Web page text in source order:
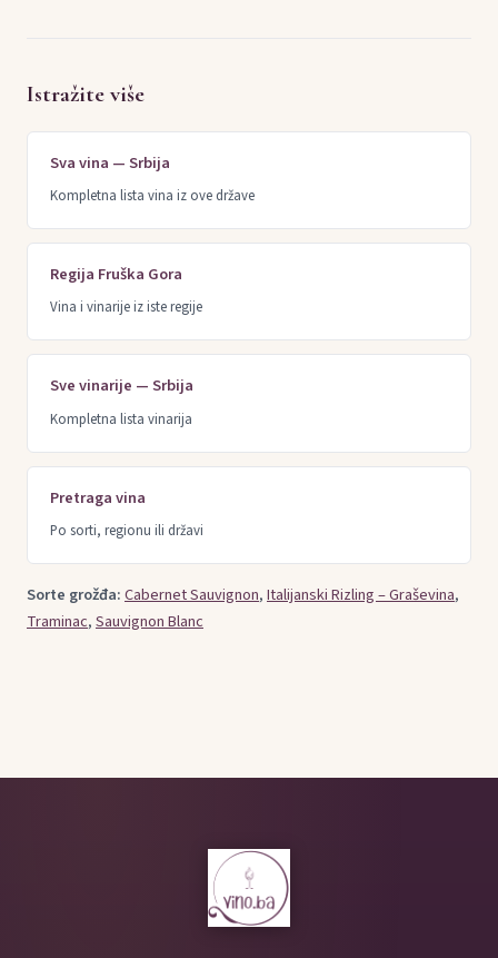
Istražite više
Sva vina — Srbija
Kompletna lista vina iz ove države
Regija Fruška Gora
Vina i vinarije iz iste regije
Sve vinarije — Srbija
Kompletna lista vinarija
Pretraga vina
Po sorti, regionu ili državi
Sorte grožđa:Cabernet Sauvignon,Italijanski Rizling – Graševina,
Traminac,Sauvignon Blanc